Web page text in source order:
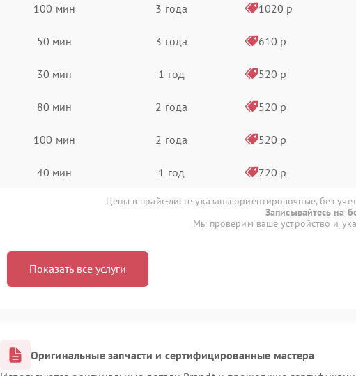
100 мин 3 года 1020 р
50 мин 3 года 610 р
30 мин 1 год 520 р
80 мин 2 года 520 р
100 мин 2 года 520 р
40 мин 1 год 720 р
Цены в прайс-листе указаны ориентировочные, без
Записывайтесь на
Мы проверим ваше устройство и
Показать все услуги
Оригинальные запчасти и сертифицированные мастера